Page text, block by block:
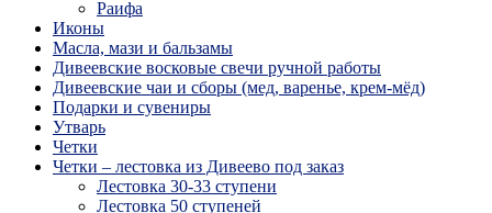
Раифа
Иконы
Масла, мази и бальзамы
Дивеевские восковые свечи ручной работы
Дивеевские чаи и сборы (мед, варенье, крем-мёд)
Подарки и сувениры
Утварь
Четки
Четки – лестовка из Дивеево под заказ
Лестовка 30-33 ступени
Лестовка 50 ступеней